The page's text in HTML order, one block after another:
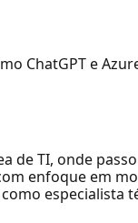
ChatGPT e
de TI, onde
enfoque em
especialista